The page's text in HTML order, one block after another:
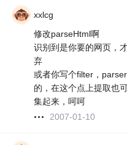
xxlcg
修改parseHtml啊
识别到是你要的网页，
弃
或者你写个filter，
的，在这个点上提取也
集起来，呵呵
2007-01-10